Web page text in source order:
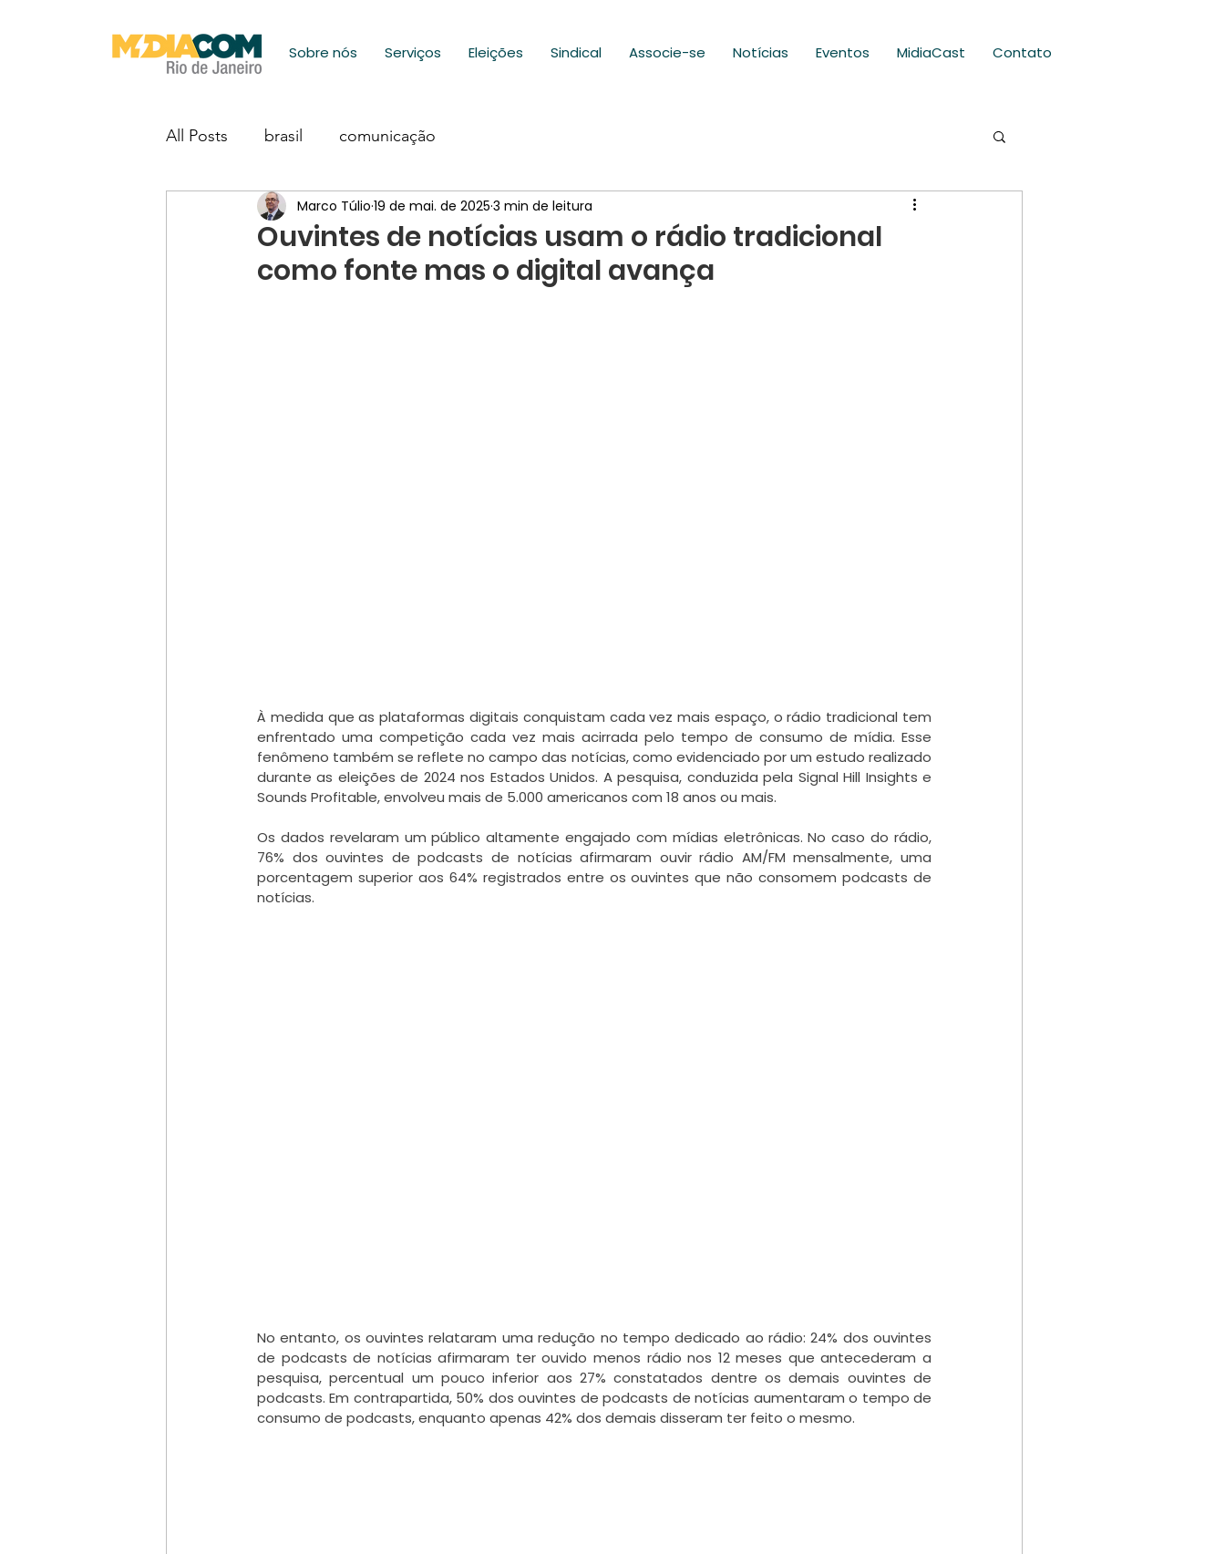
Sobre nós Serviços Eleições Sindical Associe-se Notícias Eventos MidiaCast Contato
All Posts brasil comunicação
Ouvintes de notícias usam o rádio tradicional
como fonte mas o digital avança
Marco Túlio 19 de mai. de 2025 3 min de leitura
À medida que as plataformas digitais conquistam cada vez mais espaço, o rádio tradicional tem
enfrentado uma competição cada vez mais acirrada pelo tempo de consumo de mídia. Esse
fenômeno também se reflete no campo das notícias, como evidenciado por um estudo realizado
durante as eleições de 2024 nos Estados Unidos. A pesquisa, conduzida pela Signal Hill Insights e
Sounds Profitable, envolveu mais de 5.000 americanos com 18 anos ou mais.
Os dados revelaram um público altamente engajado com mídias eletrônicas. No caso do rádio,
76% dos ouvintes de podcasts de notícias afirmaram ouvir rádio AM/FM mensalmente, uma
porcentagem superior aos 64% registrados entre os ouvintes que não consomem podcasts de
notícias.
No entanto, os ouvintes relataram uma redução no tempo dedicado ao rádio: 24% dos ouvintes
de podcasts de notícias afirmaram ter ouvido menos rádio nos 12 meses que antecederam a
pesquisa, percentual um pouco inferior aos 27% constatados dentre os demais ouvintes de
podcasts. Em contrapartida, 50% dos ouvintes de podcasts de notícias aumentaram o tempo de
consumo de podcasts, enquanto apenas 42% dos demais disseram ter feito o mesmo.